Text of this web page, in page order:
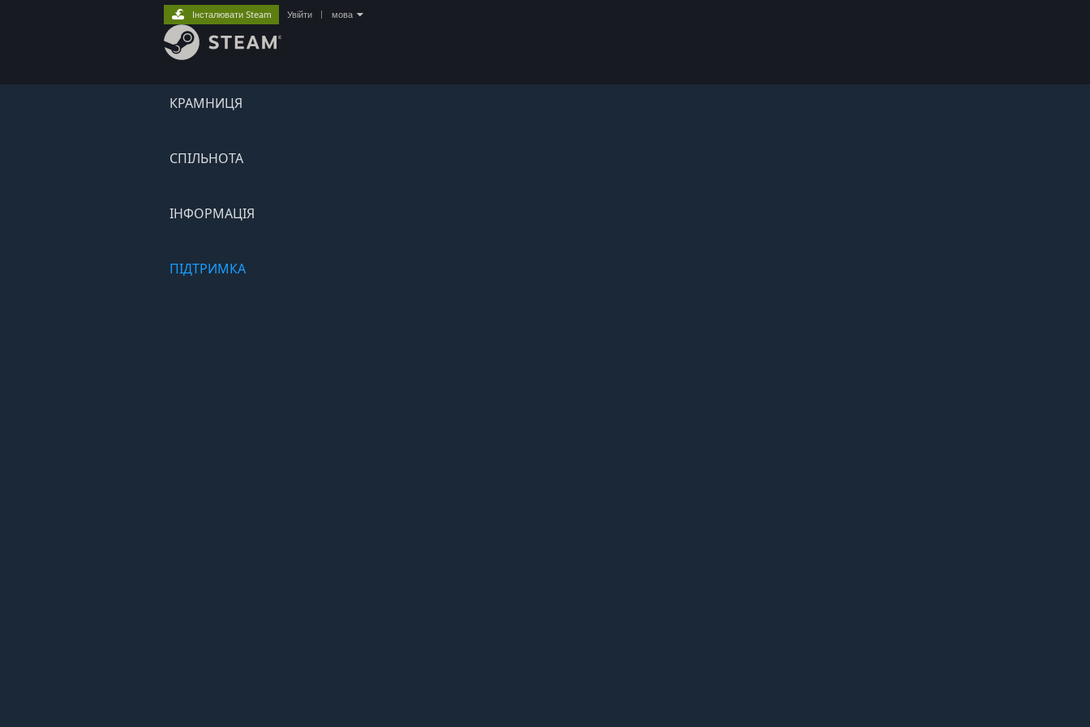
КРАМНИЦЯ
СПІЛЬНОТА
ІНФОРМАЦІЯ
ПІДТРИМКА
Інсталювати Steam Увійти мова